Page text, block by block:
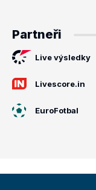
Partneři
Live výsledky
Livescore.in
EuroFotbal